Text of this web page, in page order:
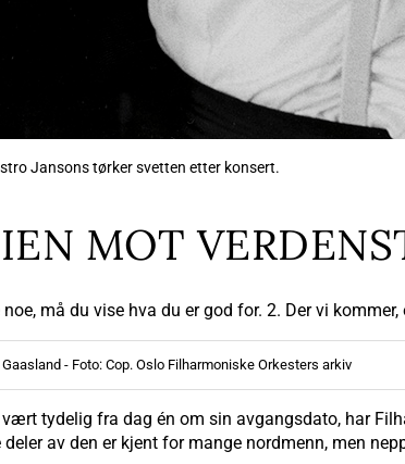
Jansons tørker svetten etter konsert.
MOT
må du vise hva du er god for. 2. Der vi
- Foto: Cop. Oslo Filharmoniske Orkesters arkiv
tydelig fra dag én om sin avgangsdato, har
av den er kjent for mange nordmenn, men